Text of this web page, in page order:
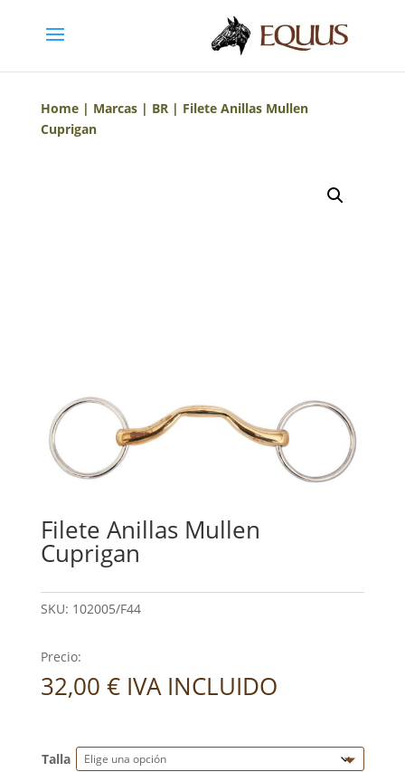
Home| Marcas| BR| Filete Anillas Mullen
Cuprigan
Filete Anillas Mullen
Cuprigan
SKU: 102005/F44
Precio:
32,00 € IVA INCLUIDO
Talla